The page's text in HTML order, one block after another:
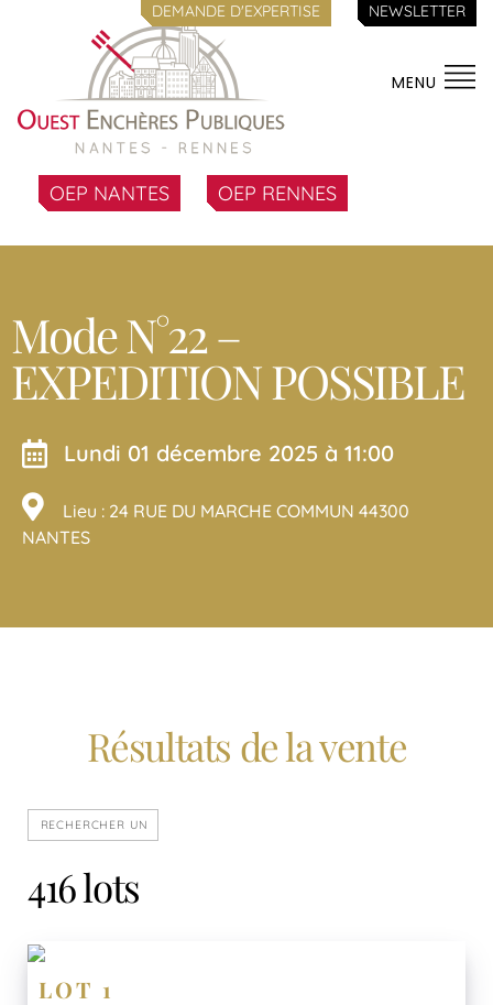
DEMANDE D'EXPERTISE NEWSLETTER
MENU
OEP NANTES OEP RENNES
Mode N°22 –
EXPEDITION POSSIBLE
lundi 01 décembre 2025 à 11:00
Lieu : 24 RUE DU MARCHE COMMUN 44300
NANTES
Résultats de la vente
416 lots
LOT 1